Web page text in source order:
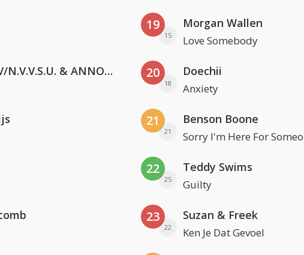
Lustrum U.V.S.V/N.V.V.S.U. & ANNO ONS & Jopke van Dobbenburgh & Roeland Beelen
19
15
Morgan Wallen
Love Somebody
20
18
Doechii
Anxiety
21
21
Benson Boone
Sorry I'm Here For
22
25
Teddy Swims
Guilty
23
22
Suzan & Freek
Ken Je Dat Gevoel